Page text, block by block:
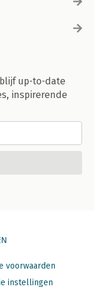
up-to-date
inspirerende
voorwaarden
instellingen